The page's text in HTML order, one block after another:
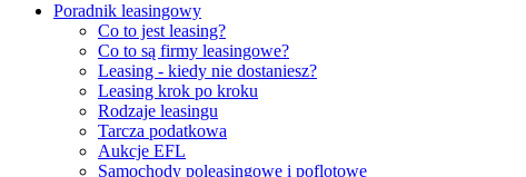
Poradnik leasingowy
Co to jest leasing?
Co to są firmy leasingowe?
Leasing - kiedy nie dostaniesz?
Leasing krok po kroku
Rodzaje leasingu
Tarcza podatkowa
Aukcje EFL
Samochody poleasingowe i poflotowe